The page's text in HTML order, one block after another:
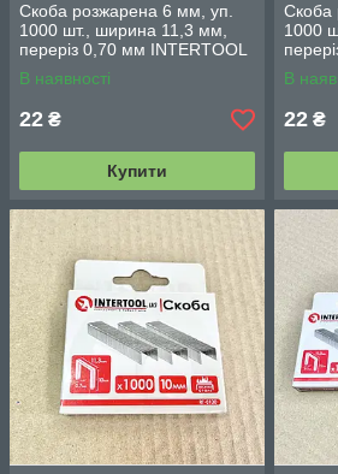
Скоба розжарена 6 мм, уп.
1000 шт., ширина 11,3 мм,
переріз 0,70 мм INTERTOOL
RT-0126
В наявності
22 ₴
Купити
Скоба
1000
RT-
В
22 ₴